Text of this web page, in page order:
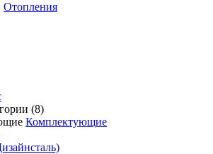
Отопления
(8)
Комплектующие